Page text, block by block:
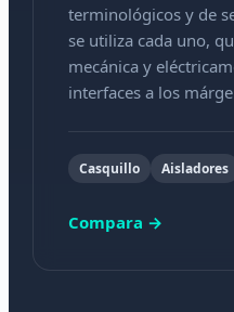
terminológicos y de
se utiliza cada uno,
mecánica y
interfaces a los
Casquillo Aisladores
Compara →